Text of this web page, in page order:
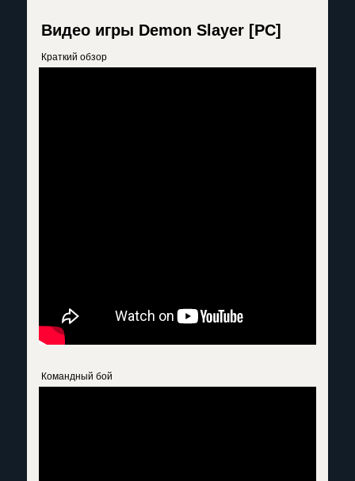
Видео игры Demon Slayer [PC]
Краткий обзор
Командный бой